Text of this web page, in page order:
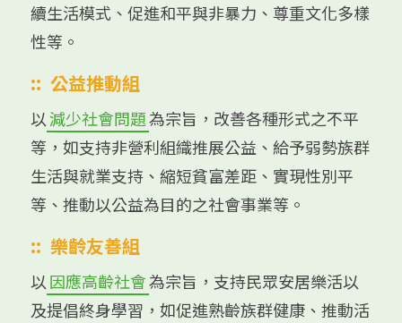
續生活模式、促進和平與非暴力、尊重文化多樣
性等。
:: 公益推動組
以減少社會問題為宗旨，改善各種形式之不平
等，如支持非營利組織推展公益、給予弱勢族群
生活與就業支持、縮短貧富差距、實現性別平
等、推動以公益為目的之社會事業等。
:: 樂齡友善組
以 因應高齡社會為宗旨，支持民眾安居樂活以
及提倡終身學習，如促進熟齡族群健康、推動活